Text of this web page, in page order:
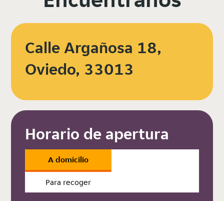
Calle Argañosa 18,
Oviedo, 33013
Horario de apertura
A domicilio
Para recoger